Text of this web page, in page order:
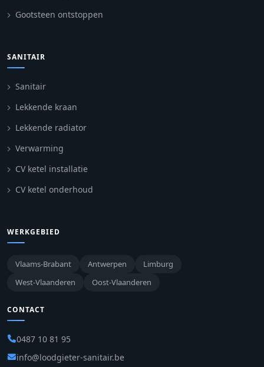
Gootsteen ontstoppen
SANITAIR
Sanitair
Lekkende kraan
Lekkende radiator
Verwarming
CV ketel installatie
CV ketel onderhoud
WERKGEBIED
Vlaams-Brabant Antwerpen
Limburg
West-Vlaanderen
Oost-Vlaanderen
CONTACT
0487 10 81 95
info@loodgieter-sanitair.be